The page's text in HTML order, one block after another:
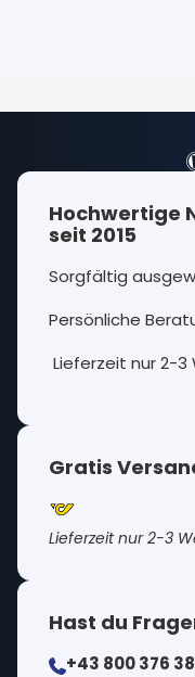
Hochwertige
seit 2015
Sorgfältig
Persönliche
Lieferzeit nur 2-3
Gratis
Lieferzeit nur 2-3
Hast du
+43 800 376